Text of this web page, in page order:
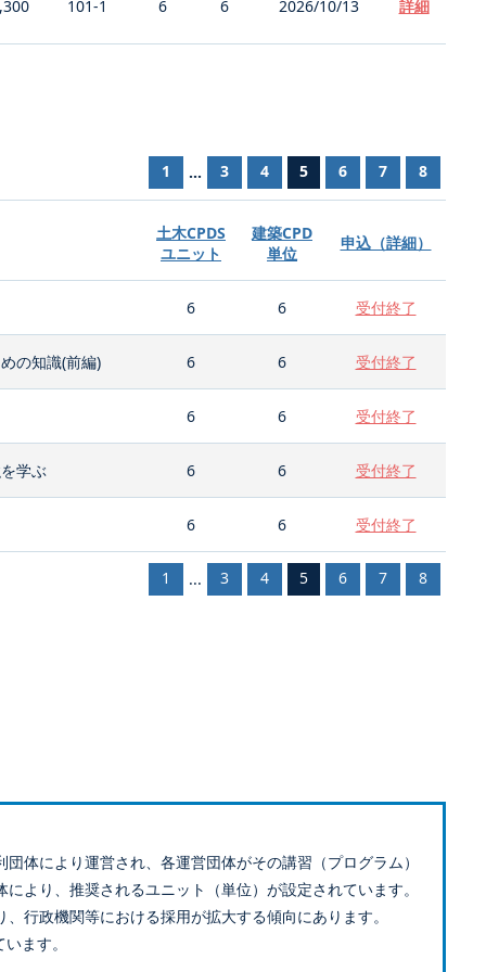
101-1 6 6 2026/10/13 詳細
1 ... 3 4 5 6 7 8
土木CPDS
ユニット
建築CPD
単位
申込（詳細）
6 6 受付終了
の知識(前編) 6 6 受付終了
6 6 受付終了
学ぶ 6 6 受付終了
6 6 受付終了
1 ... 3 4 5 6 7 8
体により運営され、各運営団体がその講習（プログラム）
より、推奨されるユニット（単位）が設定されています。
行政機関等における採用が拡大する傾向にあります。
ます。